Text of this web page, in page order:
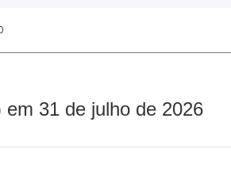
31 de julho de 2026